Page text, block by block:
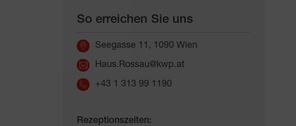
So erreichen Sie uns
Seegasse 11, 1090 Wien
Haus.Rossau@kwp.at
+43 1 313 99 1190
Rezeptionszeiten: